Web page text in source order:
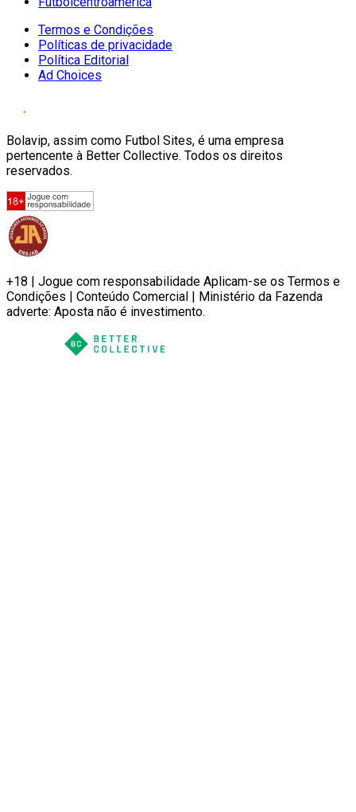
Termos e Condições
Políticas de privacidade
Política Editorial
Ad Choices
Bolavip, assim como Futbol Sites, é uma empresa
pertencente à Better Collective. Todos os direitos
reservados.
+18 | Jogue com responsabilidade Aplicam-se os Termos e
Condições | Conteúdo Comercial | Ministério da Fazenda
adverte: Aposta não é investimento.